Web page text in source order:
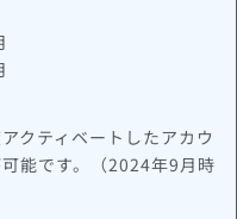
クティベートしたアカウ
能です。（2024年9月時